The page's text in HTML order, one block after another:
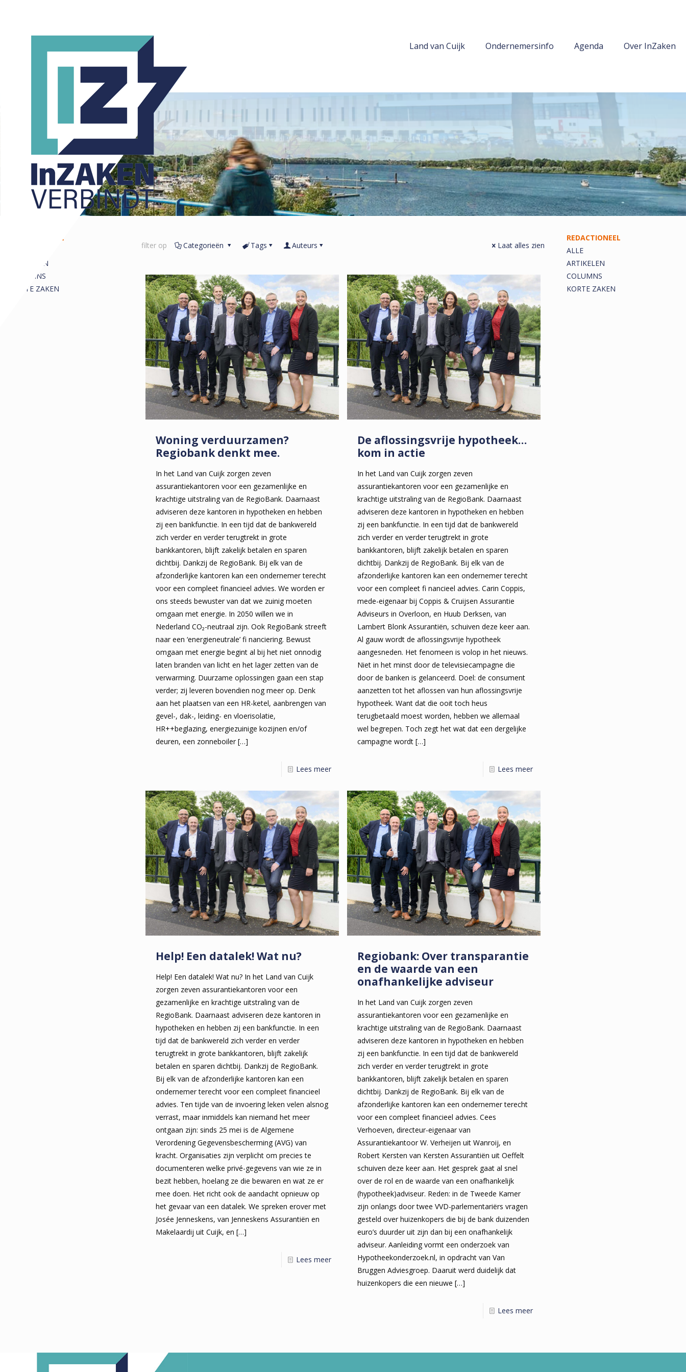
Land van Cuijk Ondernemersinfo Agenda Over InZaken
filter op Categorieën Tags Auteurs Laat alles zien
Woning verduurzamen?
Regiobank denkt mee.
In het Land van Cuijk zorgen zeven
assurantiekantoren voor een gezamenlijke en
krachtige uitstraling van de RegioBank. Daarnaast
adviseren deze kantoren in hypotheken en hebben
zij een bankfunctie. In een tijd dat de bankwereld
zich verder en verder terugtrekt in grote
bankkantoren, blijft zakelijk betalen en sparen
dichtbij. Dankzij de RegioBank. Bij elk van de
afzonderlijke kantoren kan een ondernemer terecht
voor een compleet financieel advies. We worden er
ons steeds bewuster van dat we zuinig moeten
omgaan met energie. In 2050 willen we in
Nederland CO₂-neutraal zijn. Ook RegioBank streeft
naar een ‘energieneutrale’ fi nanciering. Bewust
omgaan met energie begint al bij het niet onnodig
laten branden van licht en het lager zetten van de
verwarming. Duurzame oplossingen gaan een stap
verder; zij leveren bovendien nog meer op. Denk
aan het plaatsen van een HR-ketel, aanbrengen van
gevel-, dak-, leiding- en vloerisolatie,
HR++beglazing, energiezuinige kozijnen en/of
deuren, een zonneboiler[…]
Lees meer
De aflossingsvrije hypotheek…
kom in actie
In het Land van Cuijk zorgen zeven
assurantiekantoren voor een gezamenlijke en
krachtige uitstraling van de RegioBank. Daarnaast
adviseren deze kantoren in hypotheken en hebben
zij een bankfunctie. In een tijd dat de bankwereld
zich verder en verder terugtrekt in grote
bankkantoren, blijft zakelijk betalen en sparen
dichtbij. Dankzij de RegioBank. Bij elk van de
afzonderlijke kantoren kan een ondernemer terecht
voor een compleet fi nancieel advies. Carin Coppis,
mede-eigenaar bij Coppis & Cruijsen Assurantie
Adviseurs in Overloon, en Huub Derksen, van
Lambert Blonk Assurantiën, schuiven deze keer aan.
Al gauw wordt de aflossingsvrije hypotheek
aangesneden. Het fenomeen is volop in het nieuws.
Niet in het minst door de televisiecampagne die
door de banken is gelanceerd. Doel: de consument
aanzetten tot het aflossen van hun aflossingsvrije
hypotheek. Want dat die ooit toch heus
terugbetaald moest worden, hebben we allemaal
wel begrepen. Toch zegt het wat dat een dergelijke
campagne wordt[…]
Lees meer
Help! Een datalek! Wat nu?
Help! Een datalek! Wat nu? In het Land van Cuijk
zorgen zeven assurantiekantoren voor een
gezamenlijke en krachtige uitstraling van de
RegioBank. Daarnaast adviseren deze kantoren in
hypotheken en hebben zij een bankfunctie. In een
tijd dat de bankwereld zich verder en verder
terugtrekt in grote bankkantoren, blijft zakelijk
betalen en sparen dichtbij. Dankzij de RegioBank.
Bij elk van de afzonderlijke kantoren kan een
ondernemer terecht voor een compleet financieel
advies. Ten tijde van de invoering leken velen alsnog
verrast, maar inmiddels kan niemand het meer
ontgaan zijn: sinds 25 mei is de Algemene
Verordening Gegevensbescherming (AVG) van
kracht. Organisaties zijn verplicht om precies te
documenteren welke privé-gegevens van wie ze in
bezit hebben, hoelang ze die bewaren en wat ze er
mee doen. Het richt ook de aandacht opnieuw op
het gevaar van een datalek. We spreken erover met
Josée Jenneskens, van Jenneskens Assurantiën en
Makelaardij uit Cuijk, en […]
Lees meer
Regiobank: Over transparantie
en de waarde van een
onafhankelijke adviseur
In het Land van Cuijk zorgen zeven
assurantiekantoren voor een gezamenlijke en
krachtige uitstraling van de RegioBank. Daarnaast
adviseren deze kantoren in hypotheken en hebben
zij een bankfunctie. In een tijd dat de bankwereld
zich verder en verder terugtrekt in grote
bankkantoren, blijft zakelijk betalen en sparen
dichtbij. Dankzij de RegioBank. Bij elk van de
afzonderlijke kantoren kan een ondernemer terecht
voor een compleet financieel advies. Cees
Verhoeven, directeur-eigenaar van
Assurantiekantoor W. Verheijen uit Wanroij, en
Robert Kersten van Kersten Assurantiën uit Oeffelt
schuiven deze keer aan. Het gesprek gaat al snel
over de rol en de waarde van een onafhankelijk
(hypotheek)adviseur. Reden: in de Tweede Kamer
zijn onlangs door twee VVD-parlementariërs vragen
gesteld over huizenkopers die bij de bank duizenden
euro’s duurder uit zijn dan bij een onafhankelijk
adviseur. Aanleiding vormt een onderzoek van
Hypotheekonderzoek.nl, in opdracht van Van
Bruggen Adviesgroep. Daaruit werd duidelijk dat
huizenkopers die een nieuwe […]
Lees meer
REDACTIONEEL
ARTIKELEN
COLUMNS
KORTE ZAKEN
REDACTIONEEL
ALLE
ARTIKELEN
COLUMNS
KORTE ZAKEN